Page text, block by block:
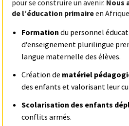
pour se construire un avenir. Nous
de l’éducation primaireen
Formation du personnel
d’enseignement plurilingue
langue maternelle des élèves.
Création de matériel
des enfants et valorisant leur
Scolarisation des enfants
conflits armés.